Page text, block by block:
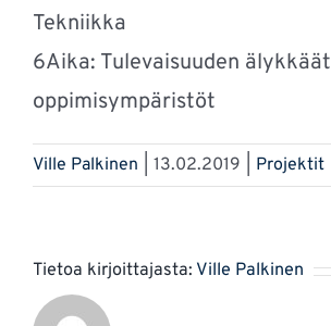
Tekniikka
6Aika: Tulevaisuuden älykkäät
oppimisympäristöt
Ville Palkinen 13.02.2019 Projektit
Tietoa kirjoittajasta: Ville Palkinen